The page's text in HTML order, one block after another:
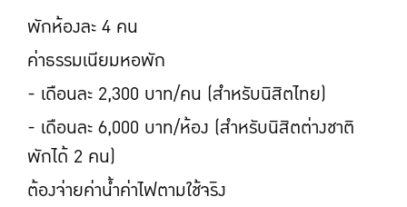
พักห้องละ 4 คน
ค่าธรรมเนียมหอพัก
- เดือนละ 2,300 บาท/คน (สำหรับนิสิตไทย)
- เดือนละ 6,000 บาท/ห้อง (สำหรับนิสิตต่างชาติ
พักได้ 2 คน)
ต้องจ่ายค่าน้ำค่าไฟตามใช้จริง